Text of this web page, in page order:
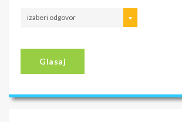
izaberi odgovor
Glasaj